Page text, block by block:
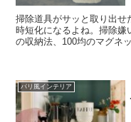
掃除道具がサッと取り出
時短化になるよね。掃除
の収納法、100均のマグネ
パリ風インテリア